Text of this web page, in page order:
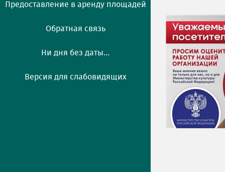
Предоставление в аренду площадей
Обратная связь
Ни дня без даты...
Версия для слабовидящих